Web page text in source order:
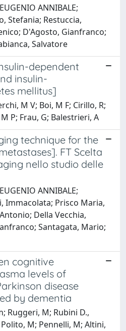
ANNIBALE;
Stefania; Restuccia,
D'Agosto, Gianfranco;
Salvatore
dependent
insulin-
mellitus]
M V; Boi, M F; Cirillo, R;
P; Frau, G; Balestrieri, A
technique for the
FT Scelta
nello studio delle
ANNIBALE;
Immacolata; Prisco Maria,
Della Vecchia,
Santagata, Mario;
cognitive
levels of
disease
by dementia
Ruggeri, M; Rubini D.,
M; Pennelli, M; Altini,